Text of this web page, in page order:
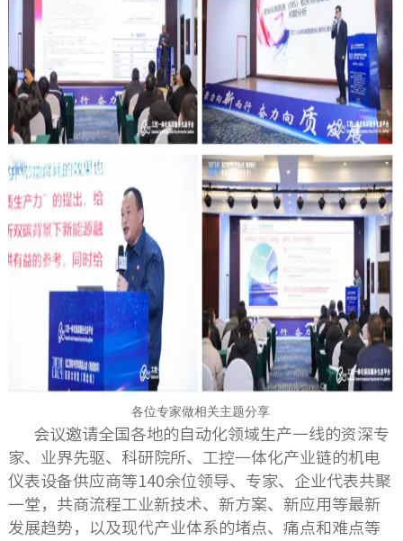
各位专家做相关主题分享
会议邀请全国各地的自动化领域生产一线的资深专
家、业界先驱、科研院所、工控一体化产业链的机电
仪表设备供应商等140余位领导、专家、企业代表共聚
一堂，共商流程工业新技术、新方案、新应用等最新
发展趋势，以及现代产业体系的堵点、痛点和难点等